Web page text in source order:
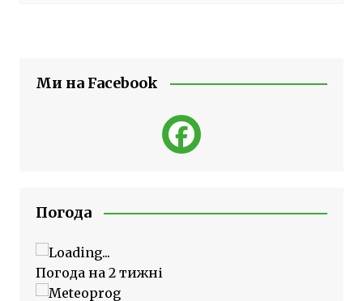
Ми на Facebook
Погода
Погода на 2 тижні